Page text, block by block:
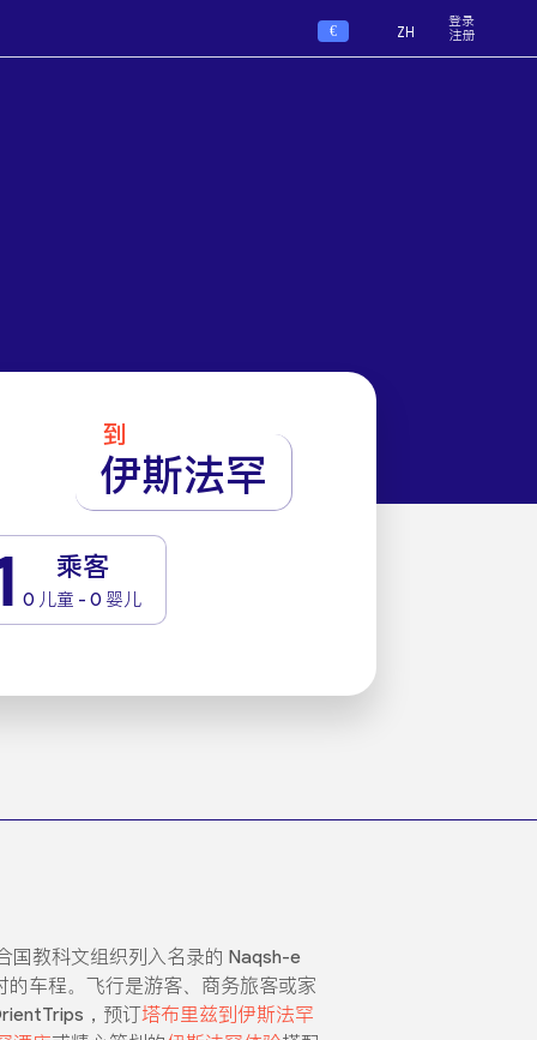
€ ZH
登录
注册
到
伊斯法罕
乘客
0 儿童 - 0 婴儿
国教科文组织列入名录的 Naqsh-e
的车程。飞行是游客、商务旅客或家
，预订塔布里兹到伊斯法罕